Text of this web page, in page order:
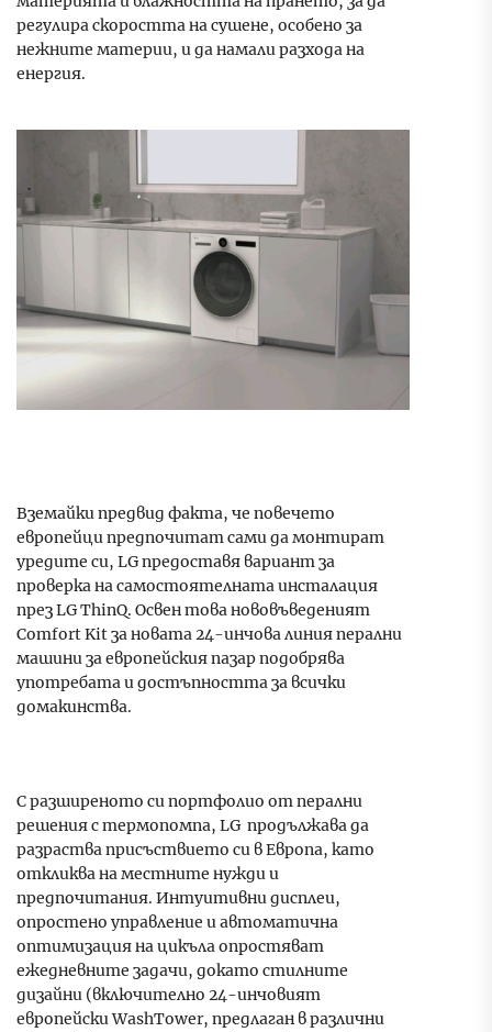
регулира скоростта на сушене, особено за
нежните материи, и да намали разхода на
енергия.
Вземайки предвид факта, че повечето
европейци предпочитат сами да монтират
уредите си, LG предоставя вариант за
проверка на самостоятелната инсталация
през LG ThinQ. Освен това нововъведеният
Comfort Kit за новата 24-инчова линия перални
машини за европейския пазар подобрява
употребата и достъпността за всички
домакинства.
С разширеното си портфолио от перални
решения с термопомпа, LG продължава да
разраства присъствието си в Европа, като
откликва на местните нужди и
предпочитания. Интуитивни дисплеи,
опростено управление и автоматична
оптимизация на цикъла опростяват
ежедневните задачи, докато стилните
дизайни (включително 24-инчовият
европейски WashTower, предлаган в различни